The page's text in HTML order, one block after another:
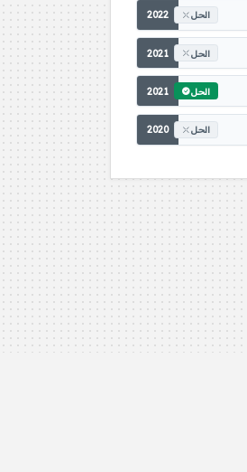
2022 الحل
2021 الحل
2021 الحل
2020 الحل